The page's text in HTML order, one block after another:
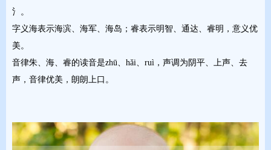
氵。
字义海表示海滨、海军、海岛；睿表示明智、通达、睿明，意义优
美。
音律朱、海、睿的读音是zhū、hǎi、ruì，声调为阴平、上声、去
声，音律优美，朗朗上口。